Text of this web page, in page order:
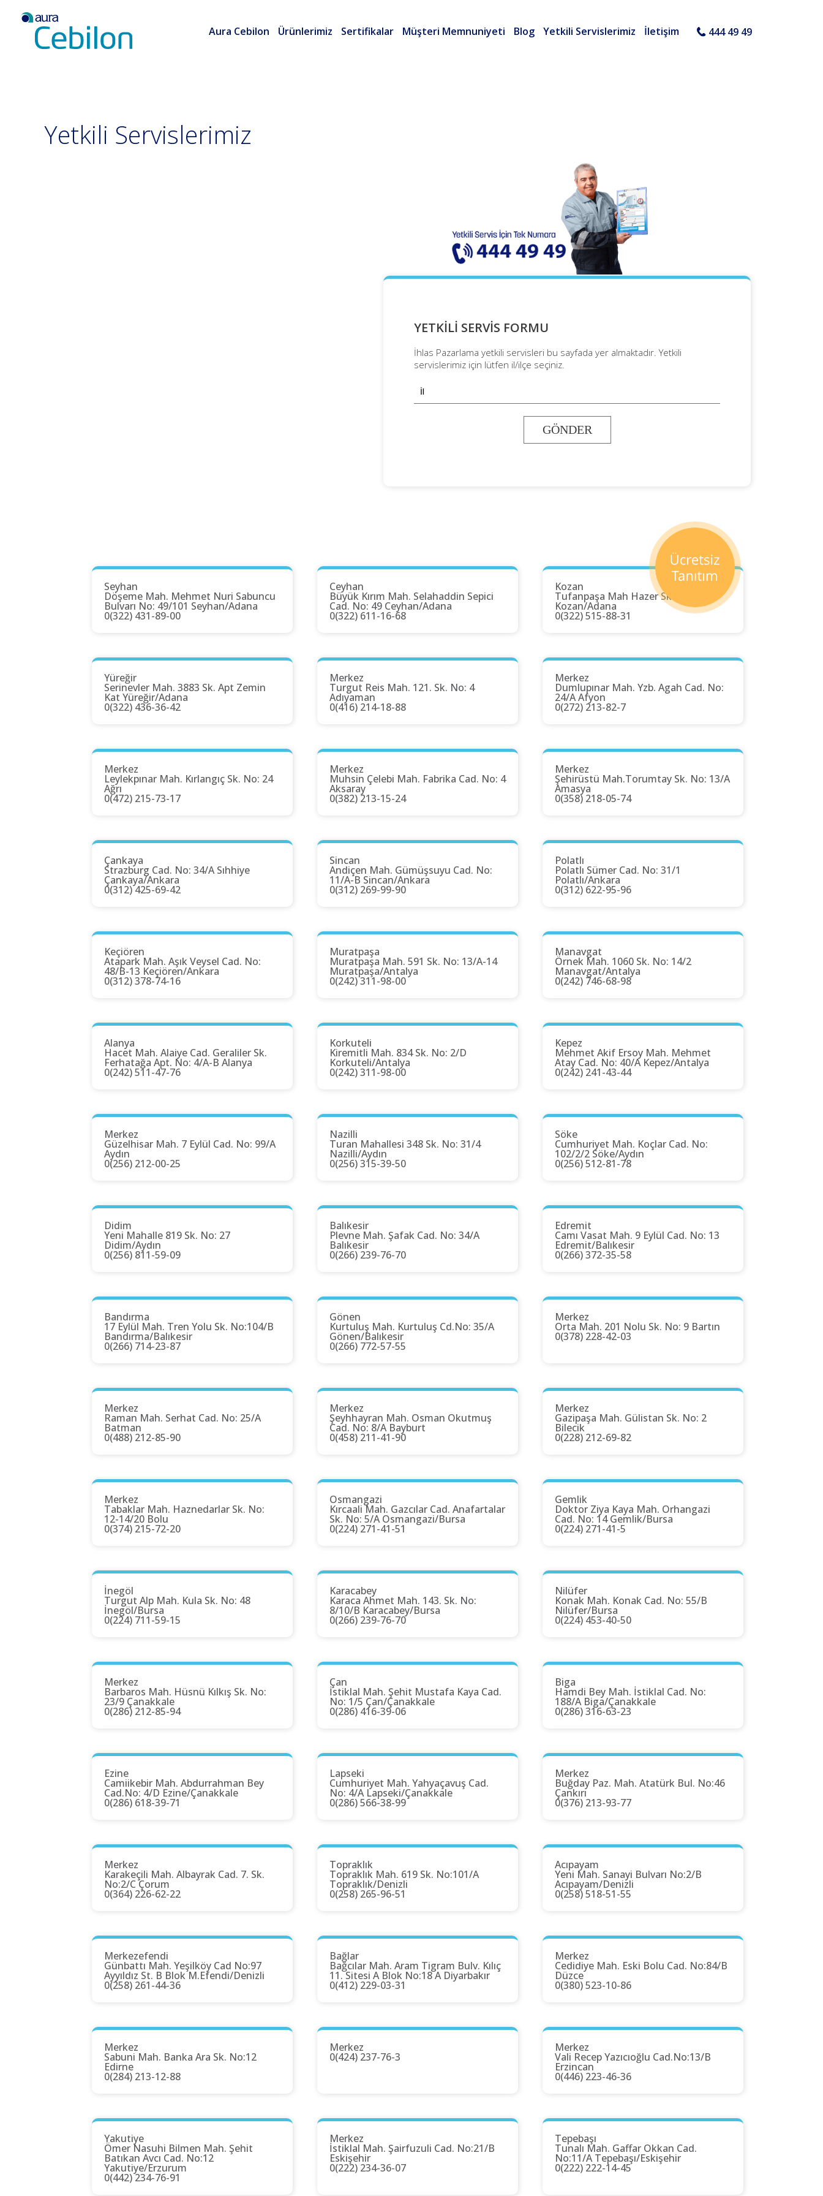
Aura Cebilon Ürünlerimiz Sertifikalar Müşteri Memnuniyeti Blog Yetkili Servislerimiz İletişim 444 49 49
Yetkili Servislerimiz
YETKİLİ SERVİS FORMU
İhlas Pazarlama yetkili servisleri bu sayfada yer almaktadır. Yetkili
servislerimiz için lütfen il/ilçe seçiniz.
GÖNDER
Seyhan
Döşeme Mah. Mehmet Nuri Sabuncu
Bulvarı No: 49/101 Seyhan/Adana
0(322) 431-89-00
Ceyhan
Büyük Kırım Mah. Selahaddin Sepici
Cad. No: 49 Ceyhan/Adana
0(322) 611-16-68
Kozan
Tufanpaşa Mah Hazer Sk. No: 14
Kozan/Adana
0(322) 515-88-31
Yüreğir
Serinevler Mah. 3883 Sk. Apt Zemin
Kat Yüreğir/Adana
0(322) 436-36-42
Merkez
Turgut Reis Mah. 121. Sk. No: 4
Adıyaman
0(416) 214-18-88
Merkez
Dumlupınar Mah. Yzb. Agah Cad. No:
24/A Afyon
0(272) 213-82-7
Merkez
Leylekpınar Mah. Kırlangıç Sk. No: 24
Ağrı
0(472) 215-73-17
Merkez
Muhsin Çelebi Mah. Fabrika Cad. No: 4
Aksaray
0(382) 213-15-24
Merkez
Şehirüstü Mah.Torumtay Sk. No: 13/A
Amasya
0(358) 218-05-74
Çankaya
Strazburg Cad. No: 34/A Sıhhiye
Çankaya/Ankara
0(312) 425-69-42
Sincan
Andiçen Mah. Gümüşsuyu Cad. No:
11/A-B Sincan/Ankara
0(312) 269-99-90
Polatlı
Polatlı Sümer Cad. No: 31/1
Polatlı/Ankara
0(312) 622-95-96
Keçiören
Atapark Mah. Aşık Veysel Cad. No:
48/B-13 Keçiören/Ankara
0(312) 378-74-16
Muratpaşa
Muratpaşa Mah. 591 Sk. No: 13/A-14
Muratpaşa/Antalya
0(242) 311-98-00
Manavgat
Örnek Mah. 1060 Sk. No: 14/2
Manavgat/Antalya
0(242) 746-68-98
Alanya
Hacet Mah. Alaiye Cad. Geraliler Sk.
Ferhatağa Apt. No: 4/A-B Alanya
0(242) 511-47-76
Korkuteli
Kiremitli Mah. 834 Sk. No: 2/D
Korkuteli/Antalya
0(242) 311-98-00
Kepez
Mehmet Akif Ersoy Mah. Mehmet
Atay Cad. No: 40/A Kepez/Antalya
0(242) 241-43-44
Merkez
Güzelhisar Mah. 7 Eylül Cad. No: 99/A
Aydın
0(256) 212-00-25
Nazilli
Turan Mahallesi 348 Sk. No: 31/4
Nazilli/Aydın
0(256) 315-39-50
Söke
Cumhuriyet Mah. Koçlar Cad. No:
102/2/2 Söke/Aydın
0(256) 512-81-78
Didim
Yeni Mahalle 819 Sk. No: 27
Didim/Aydın
0(256) 811-59-09
Balıkesir
Plevne Mah. Şafak Cad. No: 34/A
Balıkesir
0(266) 239-76-70
Edremit
Camı Vasat Mah. 9 Eylül Cad. No: 13
Edremit/Balıkesir
0(266) 372-35-58
Bandırma
17 Eylül Mah. Tren Yolu Sk. No:104/B
Bandırma/Balıkesir
0(266) 714-23-87
Gönen
Kurtuluş Mah. Kurtuluş Cd.No: 35/A
Gönen/Balıkesir
0(266) 772-57-55
Merkez
Orta Mah. 201 Nolu Sk. No: 9 Bartın
0(378) 228-42-03
Merkez
Raman Mah. Serhat Cad. No: 25/A
Batman
0(488) 212-85-90
Merkez
Şeyhhayran Mah. Osman Okutmuş
Cad. No: 8/A Bayburt
0(458) 211-41-90
Merkez
Gazipaşa Mah. Gülistan Sk. No: 2
Bilecik
0(228) 212-69-82
Merkez
Tabaklar Mah. Haznedarlar Sk. No:
12-14/20 Bolu
0(374) 215-72-20
Osmangazi
Kırcaali Mah. Gazcılar Cad. Anafartalar
Sk. No: 5/A Osmangazi/Bursa
0(224) 271-41-51
Gemlik
Doktor Ziya Kaya Mah. Orhangazi
Cad. No: 14 Gemlik/Bursa
0(224) 271-41-5
İnegöl
Turgut Alp Mah. Kula Sk. No: 48
İnegöl/Bursa
0(224) 711-59-15
Karacabey
Karaca Ahmet Mah. 143. Sk. No:
8/10/B Karacabey/Bursa
0(266) 239-76-70
Nilüfer
Konak Mah. Konak Cad. No: 55/B
Nilüfer/Bursa
0(224) 453-40-50
Merkez
Barbaros Mah. Hüsnü Kılkış Sk. No:
23/9 Çanakkale
0(286) 212-85-94
Çan
İstiklal Mah. Şehit Mustafa Kaya Cad.
No: 1/5 Çan/Çanakkale
0(286) 416-39-06
Biga
Hamdi Bey Mah. İstiklal Cad. No:
188/A Biga/Çanakkale
0(286) 316-63-23
Ezine
Camiikebir Mah. Abdurrahman Bey
Cad.No: 4/D Ezine/Çanakkale
0(286) 618-39-71
Lapseki
Cumhuriyet Mah. Yahyaçavuş Cad.
No: 4/A Lapseki/Çanakkale
0(286) 566-38-99
Merkez
Buğday Paz. Mah. Atatürk Bul. No:46
Çankırı
0(376) 213-93-77
Merkez
Karakeçili Mah. Albayrak Cad. 7. Sk.
No:2/C Çorum
0(364) 226-62-22
Topraklık
Topraklık Mah. 619 Sk. No:101/A
Topraklık/Denizli
0(258) 265-96-51
Acıpayam
Yeni Mah. Sanayi Bulvarı No:2/B
Acıpayam/Denizli
0(258) 518-51-55
Merkezefendi
Günbattı Mah. Yeşilköy Cad No:97
Ayyıldız St. B Blok M.Efendi/Denizli
0(258) 261-44-36
Bağlar
Bağcılar Mah. Aram Tigram Bulv. Kılıç
11. Sitesi A Blok No:18 A Diyarbakır
0(412) 229-03-31
Merkez
Cedidiye Mah. Eski Bolu Cad. No:84/B
Düzce
0(380) 523-10-86
Merkez
Sabuni Mah. Banka Ara Sk. No:12
Edirne
0(284) 213-12-88
Merkez
0(424) 237-76-3
Merkez
Vali Recep Yazıcıoğlu Cad.No:13/B
Erzincan
0(446) 223-46-36
Yakutiye
Ömer Nasuhi Bilmen Mah. Şehit
Batıkan Avcı Cad. No:12
Yakutiye/Erzurum
0(442) 234-76-91
Merkez
İstiklal Mah. Şairfuzuli Cad. No:21/B
Eskişehir
0(222) 234-36-07
Tepebaşı
Tunalı Mah. Gaffar Okkan Cad.
No:11/A Tepebaşı/Eskişehir
0(222) 222-14-45